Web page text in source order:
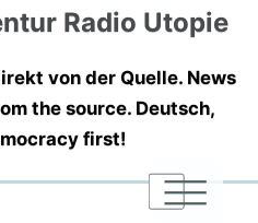
Radio Utopie
von der Quelle. News
the source. Deutsch,
first!
|
|
|